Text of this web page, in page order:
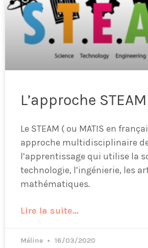
L’approche STEAM
Le STEAM ( ou MATIS en
approche multidisciplinaire
l’apprentissage qui utilise la
technologie, l’ingénierie, les
mathématiques.
Lire la suite...
Méline 16/03/2020